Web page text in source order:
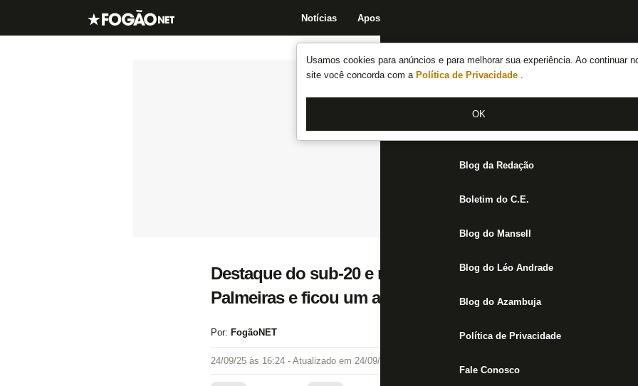
Usamos cookies para anúncios e para melhorar sua experiência. Ao continuar
site você concorda com a Política de Privacidade .
OK
Notícias Apostas
Notícias do Botafogo
Fórum
Jogos
Blog da Redação
Boletim do C.E.
Blog do Mansell
Blog do Léo Andrade
Blog do Azambuja
Política de Privacidade
Fale Conosco
Destaque do sub-20 e relacionado por Davide, Kadir fez
Palmeiras e ficou um ano só treinando até poder
Por: FogãoNET
24/09/25 às 16:24 - Atualizado em 24/09/25 às 16:24